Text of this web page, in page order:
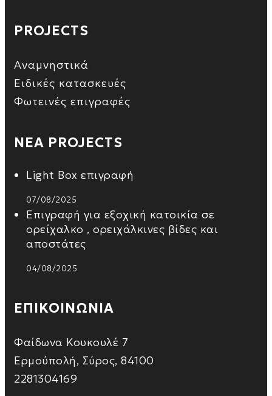
PROJECTS
Αναμνηστικά
Ειδικές κατασκευές
Φωτεινές επιγραφές
ΝΕΑ PROJECTS
Light Box επιγραφή
07/08/2025
Επιγραφή για εξοχική κατοικία σε
ορείχαλκο , ορειχάλκινες βίδες και
αποστάτες
04/08/2025
ΕΠΙΚΟΙΝΩΝΙΑ
Φαίδωνα Κουκουλέ 7
Ερμούπολή, Σύρος, 84100
2281304169